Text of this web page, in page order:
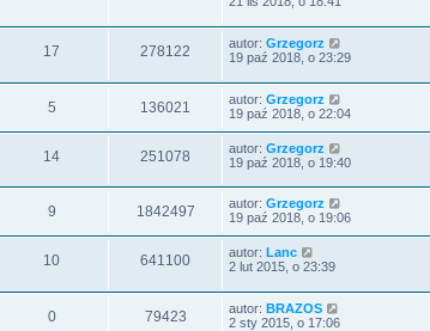
17 278122 autor: Grzegorz
19 paź 2018, o 23:29
5 136021 autor: Grzegorz
19 paź 2018, o 22:04
14 251078 autor: Grzegorz
19 paź 2018, o 19:40
9 1842497 autor: Grzegorz
19 paź 2018, o 19:06
10 641100 autor: Lanc
2 lut 2015, o 23:39
0 79423 autor: BRAZOS
2 sty 2015, o 17:06